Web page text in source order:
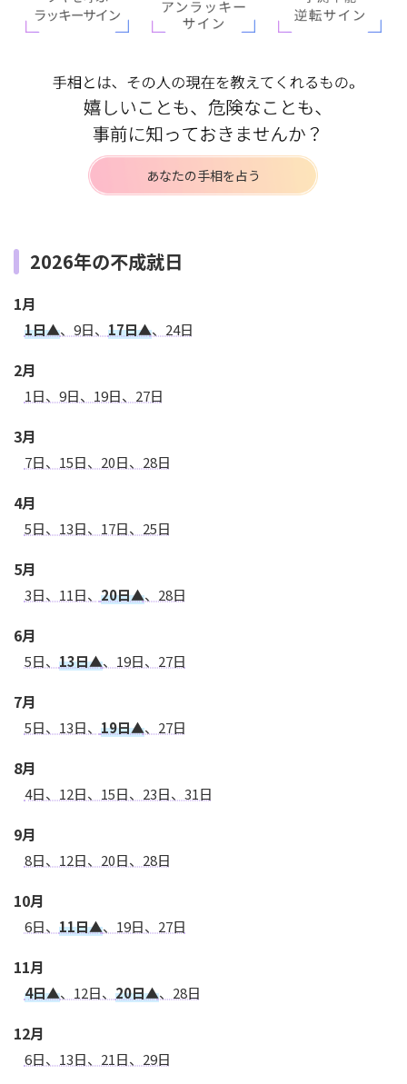
あなたの手相を占う
2026年の不成就日
1月
1日▲、9日、 17日▲、24日
2月
1日、9日、19日、27日
3月
7日、15日、20日、28日
4月
5日、13日、17日、25日
5月
3日、11日、 20日▲、28日
6月
5日、 13日▲、19日、27日
7月
5日、13日、 19日▲、27日
8月
4日、12日、15日、23日、31日
9月
8日、12日、20日、28日
10月
6日、 11日▲、19日、27日
11月
4日▲、12日、 20日▲、28日
12月
6日、13日、21日、29日